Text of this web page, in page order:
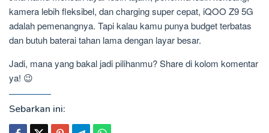
kamera lebih fleksibel, dan charging super cepat, iQOO Z9 5G
adalah pemenangnya. Tapi kalau kamu punya budget terbatas
dan butuh baterai tahan lama dengan layar besar.
Jadi, mana yang bakal jadi pilihanmu? Share di kolom komentar
ya! 😉
Sebarkan ini: